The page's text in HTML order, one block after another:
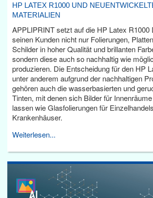
HP LATEX R1000 UND
MATERIALIEN
APPLIPRINT setzt auf die HP Latex R1000
seinen Kunden nicht nur Folierungen,
Schilder in hoher Qualität und brillanten
sondern diese auch so nachhaltig wie
produzieren. Die Entscheidung für den HP
unter anderem aufgrund der nachhaltigen
gehören auch die wasserbasierten und
Tinten, mit denen sich Bilder für
lassen wie Glasfolierungen für
Krankenhäuser.
Weiterlesen...